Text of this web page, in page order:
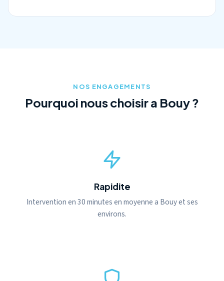
NOS ENGAGEMENTS
Pourquoi nous choisir a Bouy ?
Rapidite
Intervention en 30 minutes en moyenne a Bouy et ses
environs.